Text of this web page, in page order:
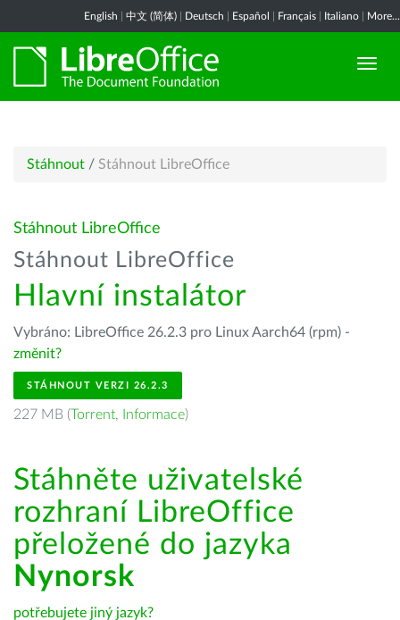
English 中文 (简体) Deutsch Español Français Italiano More...
Stáhnout / Stáhnout LibreOffice
Stáhnout LibreOffice
Stáhnout LibreOffice
Hlavní instalátor
Vybráno: LibreOffice 26.2.3 pro Linux Aarch64 (rpm) -
změnit?
STÁHNOUT VERZI 26.2.3
227 MB (Torrent, Informace)
Stáhněte uživatelské
rozhraní LibreOffice
přeložené do jazyka
Nynorsk
potřebujete jiný jazyk?